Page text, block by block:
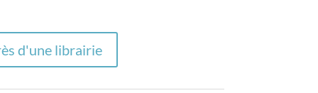
d'une librairie